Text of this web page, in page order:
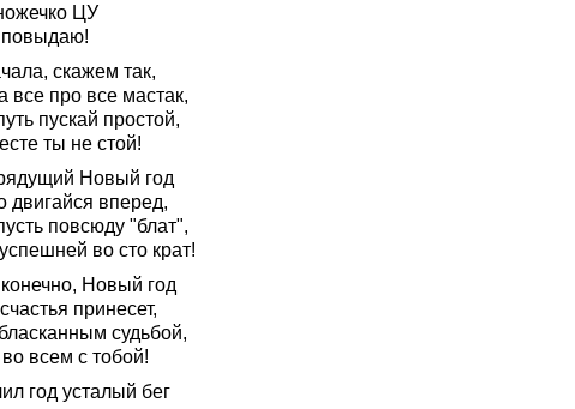
ЦУ
скажем так,
все про все мастак,
пускай простой,
ты не стой!
Новый год
двигайся вперед,
повсюду "блат",
во сто крат!
конечно, Новый год
принесет,
судьбой,
всем с тобой!
год усталый бег